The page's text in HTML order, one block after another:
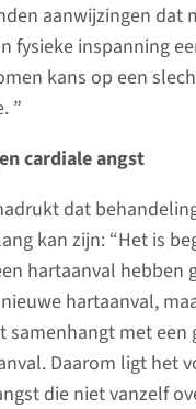
aanwijzingen dat
fysieke inspanning
kans op een
”
cardiale angst
dat
kan zijn: “Het is
hartaanval hebben
hartaanval,
samenhangt met een
Daarom ligt het
die niet vanzelf